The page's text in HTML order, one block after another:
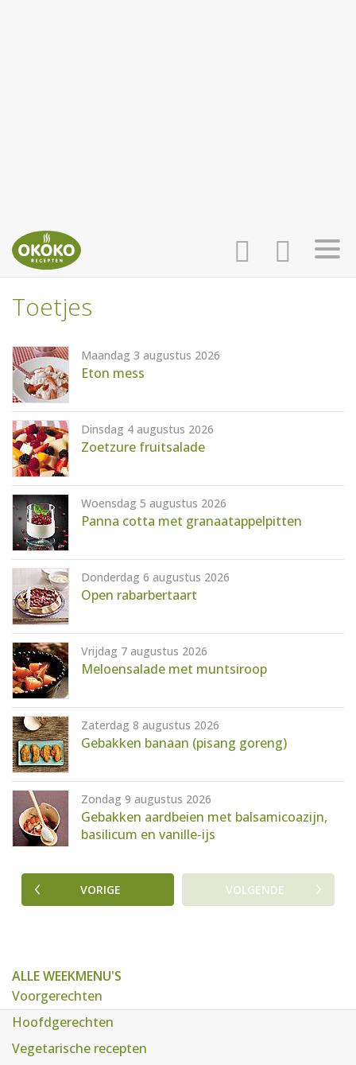
RECEPTEN
WEEKMENU'S
KOOKBOEKEN
Toetjes
Maandag 3 augustus 2026
Eton mess
Dinsdag 4 augustus 2026
Zoetzure fruitsalade
Woensdag 5 augustus 2026
Panna cotta met granaatappelpitten
Donderdag 6 augustus 2026
Open rabarbertaart
Vrijdag 7 augustus 2026
Meloensalade met muntsiroop
Zaterdag 8 augustus 2026
Gebakken banaan (pisang goreng)
Zondag 9 augustus 2026
Gebakken aardbeien met balsamicoazijn,
basilicum en vanille-ijs
VORIGE VOLGENDE
ALLE WEEKMENU'S
Voorgerechten
Hoofdgerechten
Vegetarische recepten